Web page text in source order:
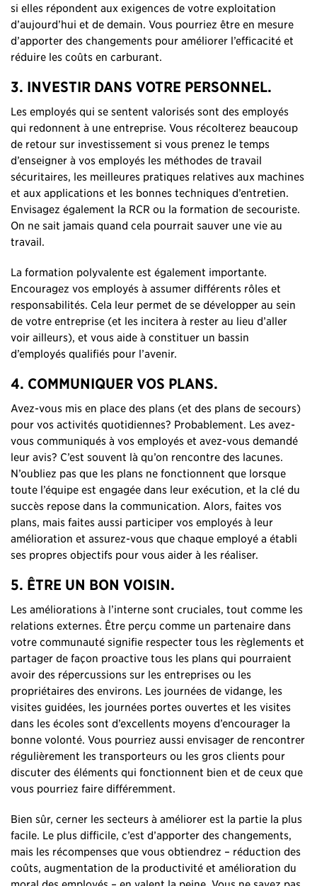
si elles répondent aux exigences de votre exploitation
d’aujourd’hui et de demain. Vous pourriez être en mesure
d’apporter des changements pour améliorer l’efficacité et
réduire les coûts en carburant.
3. INVESTIR DANS VOTRE PERSONNEL.
Les employés qui se sentent valorisés sont des employés
qui redonnent à une entreprise. Vous récolterez beaucoup
de retour sur investissement si vous prenez le temps
d’enseigner à vos employés les méthodes de travail
sécuritaires, les meilleures pratiques relatives aux machines
et aux applications et les bonnes techniques d’entretien.
Envisagez également la RCR ou la formation de secouriste.
On ne sait jamais quand cela pourrait sauver une vie au
travail.
La formation polyvalente est également importante.
Encouragez vos employés à assumer différents rôles et
responsabilités. Cela leur permet de se développer au sein
de votre entreprise (et les incitera à rester au lieu d’aller
voir ailleurs), et vous aide à constituer un bassin
d’employés qualifiés pour l’avenir.
4. COMMUNIQUER VOS PLANS.
Avez-vous mis en place des plans (et des plans de secours)
pour vos activités quotidiennes? Probablement. Les avez-
vous communiqués à vos employés et avez-vous demandé
leur avis? C’est souvent là qu’on rencontre des lacunes.
N’oubliez pas que les plans ne fonctionnent que lorsque
toute l’équipe est engagée dans leur exécution, et la clé du
succès repose dans la communication. Alors, faites vos
plans, mais faites aussi participer vos employés à leur
amélioration et assurez-vous que chaque employé a établi
ses propres objectifs pour vous aider à les réaliser.
5. ÊTRE UN BON VOISIN.
Les améliorations à l’interne sont cruciales, tout comme les
relations externes. Être perçu comme un partenaire dans
votre communauté signifie respecter tous les règlements et
partager de façon proactive tous les plans qui pourraient
avoir des répercussions sur les entreprises ou les
propriétaires des environs. Les journées de vidange, les
visites guidées, les journées portes ouvertes et les visites
dans les écoles sont d’excellents moyens d’encourager la
bonne volonté. Vous pourriez aussi envisager de rencontrer
régulièrement les transporteurs ou les gros clients pour
discuter des éléments qui fonctionnent bien et de ceux que
vous pourriez faire différemment.
Bien sûr, cerner les secteurs à améliorer est la partie la plus
facile. Le plus difficile, c’est d’apporter des changements,
mais les récompenses que vous obtiendrez – réduction des
coûts, augmentation de la productivité et amélioration du